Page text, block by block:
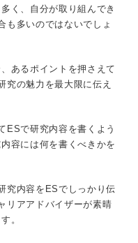
書く際の例文を紹介！
く、自分が取り組んでき
も多いのではないでしょ
あるポイントを押さえて
究の魅力を最大限に伝え
ESで研究内容を書くよう
容には何を書くべきかを
究内容をESでしっかり伝
リアアドバイザーが素晴
。
く際の4つのポイント
載する